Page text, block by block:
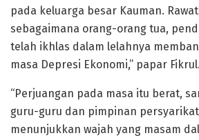
pada keluarga besar Kauman.
sebagaimana orang-orang tua,
telah ikhlas dalam lelahnya
masa Depresi Ekonomi,” papar Fikrul.
“Perjuangan pada masa itu berat,
guru-guru dan pimpinan
menunjukkan wajah yang masam